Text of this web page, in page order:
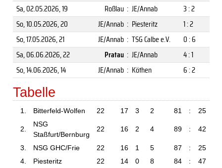
Sa, 02.05.2026, 19 Roßlau : JE/Annab
3 : 2
So, 10.05.2026, 20 JE/Annab : Piesteritz
1 : 2
So, 17.05.2026, 21 JE/Annab : TSG Calbe e.V.
0 : 6
Sa, 06.06.2026, 22 Pratau : JE/Annab
4 : 1
So, 14.06.2026, 14 JE/Annab : Köthen 6 : 2
Tabelle
1. Bitterfeld-Wolfen 22 17 3 2 81 : 25
2.
NSG
Staßfurt/Bernburg
22 16 2 4 89 : 42
3. NSG GHC/Frie 22 16 1 5 87 :
25
4.
Piesteritz 22 14 0 8 84 :
47